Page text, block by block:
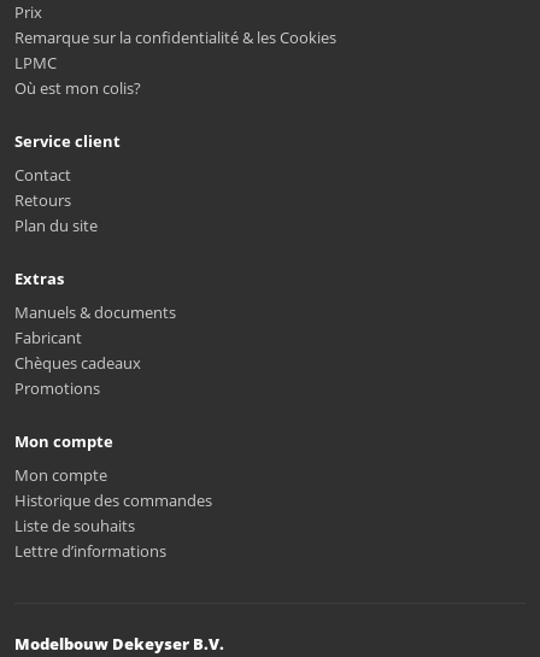
Prix
Remarque sur la confidentialité & les Cookies
LPMC
Où est mon colis?
Service client
Contact
Retours
Plan du site
Extras
Manuels & documents
Fabricant
Chèques cadeaux
Promotions
Mon compte
Mon compte
Historique des commandes
Liste de souhaits
Lettre d’informations
Modelbouw Dekeyser B.V.